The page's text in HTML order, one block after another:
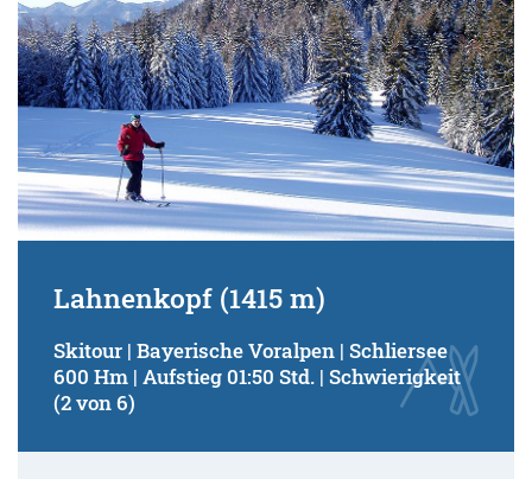
Lahnenkopf (1415 m)
Skitour | Bayerische Voralpen | Schliersee
600 Hm | Aufstieg 01:50 Std. | Schwierigkeit
(2 von 6)